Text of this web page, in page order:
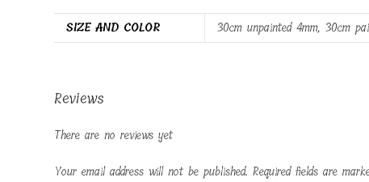
SIZE AND COLOR 30cm unpainted 4mm, 30cm
Reviews
There are no reviews yet
Your email address will not be published. Required fields are